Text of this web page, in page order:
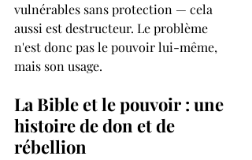
vulnérables sans protection — cela
aussi est destructeur. Le problème
n'est donc pas le pouvoir lui-même,
mais son usage.
La Bible et le pouvoir : une
histoire de don et de
rébellion